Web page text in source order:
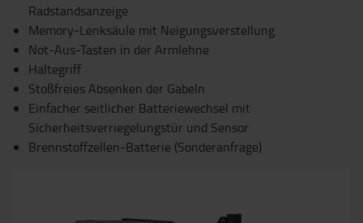
Radstandsanzeige
Memory-Lenksäule mit Neigungsverstellung
Not-Aus-Tasten in der Armlehne
Haltegriff
Stoßfreies Absenken der Gabeln
Einfacher seitlicher Batteriewechsel mit
Sicherheitsverriegelungstür und Sensor
Brennstoffzellen-Batterie (Sonderanfrage)